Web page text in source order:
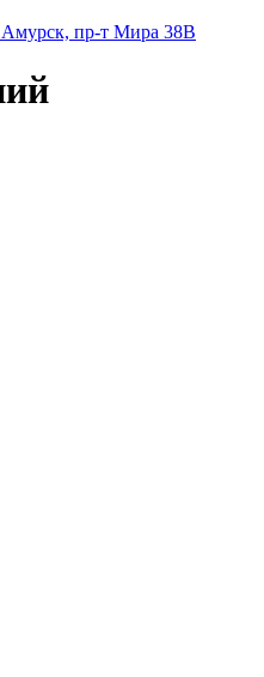
Амурск, пр-т Мира 38В